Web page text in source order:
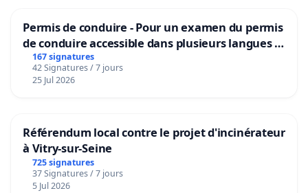
Permis de conduire - Pour un examen du permis
de conduire accessible dans plusieurs langues à
Bruxelles
167 signatures
42 Signatures / 7 jours
25 Jul 2026
Référendum local contre le projet d'incinérateur
à Vitry-sur-Seine
725 signatures
37 Signatures / 7 jours
5 Jul 2026